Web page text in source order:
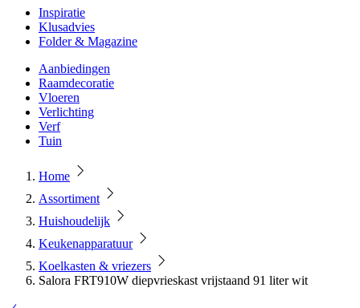
Inspiratie
Klusadvies
Folder & Magazine
Aanbiedingen
Raamdecoratie
Vloeren
Verlichting
Verf
Tuin
Home
Assortiment
Huishoudelijk
Keukenapparatuur
Koelkasten & vriezers
Salora FRT910W diepvrieskast vrijstaand 91 liter wit